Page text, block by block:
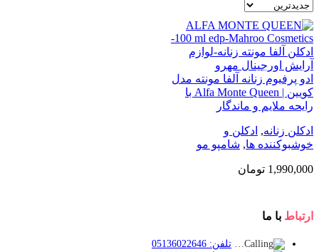
ادو پرفیوم زنانه آلفا مونته مدل
کویین | Alfa Monte Queen با
رایحه ملایم و ماندگار
ادکلن زنانه, ادکلن و
خوشبوکننده ها, شامپو مو
1,990,000 تومان
ارتباط با ما
تلفن: 05136022646